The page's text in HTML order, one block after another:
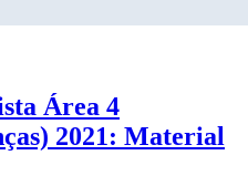
Área 4
2021: Material